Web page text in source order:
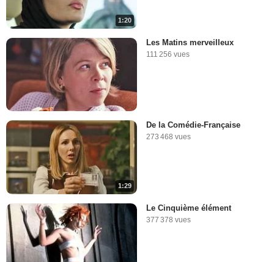
1:20
Les Matins merveilleux
111 256 vues
1:29
De la Comédie-Française
273 468 vues
Le Cinquième élément
377 378 vues